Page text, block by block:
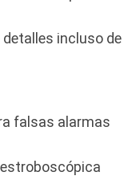
detalles incluso de
falsas alarmas